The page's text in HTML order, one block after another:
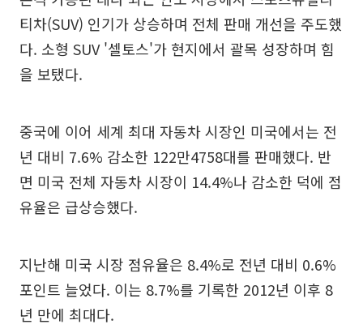
티차(SUV) 인기가 상승하며 전체 판매 개선을 주도했
다. 소형 SUV '셀토스'가 현지에서 괄목 성장하며 힘
을 보탰다.
중국에 이어 세계 최대 자동차 시장인 미국에서는 전
년 대비 7.6% 감소한 122만4758대를 판매했다. 반
면 미국 전체 자동차 시장이 14.4%나 감소한 덕에 점
유율은 급상승했다.
지난해 미국 시장 점유율은 8.4%로 전년 대비 0.6%
포인트 늘었다. 이는 8.7%를 기록한 2012년 이후 8
년 만에 최대다.